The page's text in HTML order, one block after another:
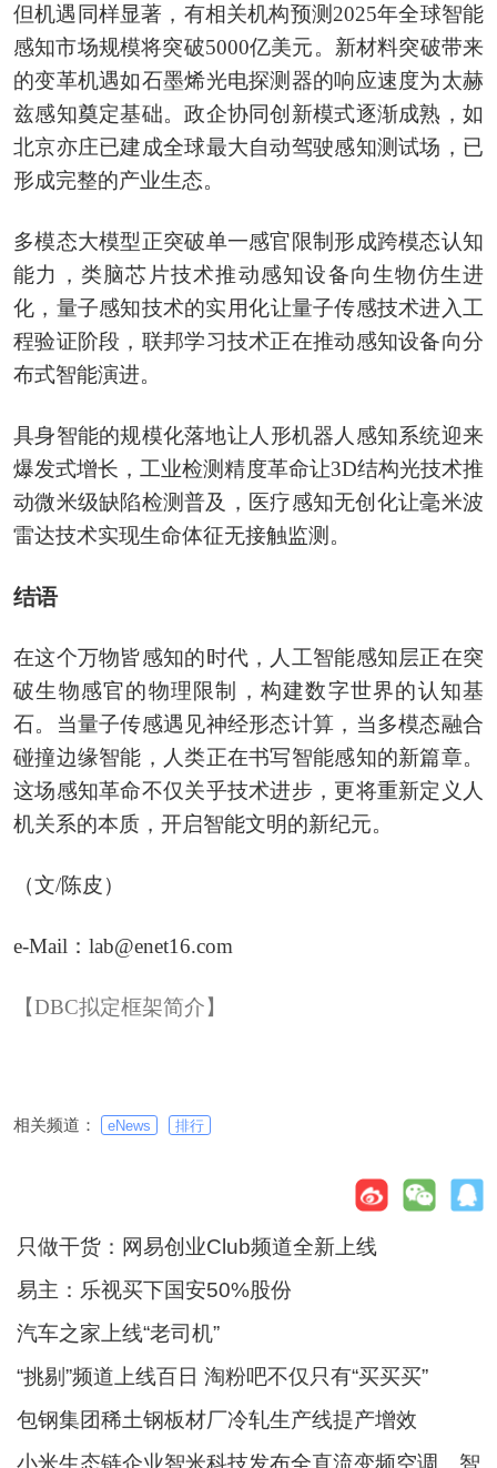
但机遇同样显著，有相关机构预测2025年全球智能
感知市场规模将突破5000亿美元。新材料突破带来
的变革机遇如石墨烯光电探测器的响应速度为太赫
兹感知奠定基础。政企协同创新模式逐渐成熟，如
北京亦庄已建成全球最大自动驾驶感知测试场，已
形成完整的产业生态。
多模态大模型正突破单一感官限制形成跨模态认知
能力，类脑芯片技术推动感知设备向生物仿生进
化，量子感知技术的实用化‌让量子传感技术进入工
程验证阶段，联邦学习技术正在推动感知设备向分
布式智能演进。
具身智能的规模化落地‌让人形机器人感知系统迎来
爆发式增长，工业检测精度革命‌让3D结构光技术推
动微米级缺陷检测普及，医疗感知无创化‌让毫米波
雷达技术实现生命体征无接触监测。
结语
在这个万物皆感知的时代，人工智能感知层正在突
破生物感官的物理限制，构建数字世界的认知基
石。当量子传感遇见神经形态计算，当多模态融合
碰撞边缘智能，人类正在书写智能感知的新篇章。
这场感知革命不仅关乎技术进步，更将重新定义人
机关系的本质，开启智能文明的新纪元。
（文/陈皮）
e-Mail：lab@enet16.com
【DBC拟定框架简介】
相关频道： eNews 排行
只做干货：网易创业Club频道全新上线
易主：乐视买下国安50%股份
汽车之家上线“老司机”
“挑剔”频道上线百日 淘粉吧不仅只有“买买买”
包钢集团稀土钢板材厂冷轧生产线提产增效
小米生态链企业智米科技发布全直流变频空调、智